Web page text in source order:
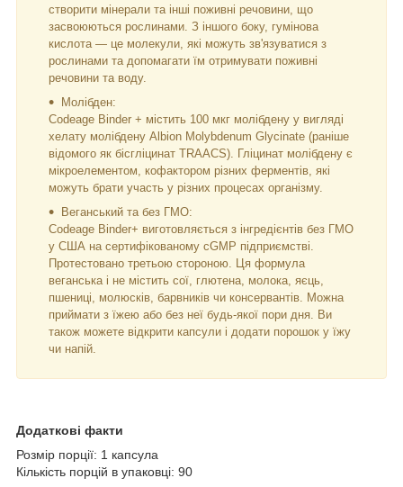
створити мінерали та інші поживні речовини, що
засвоюються рослинами. З іншого боку, гумінова
кислота — це молекули, які можуть зв'язуватися з
рослинами та допомагати їм отримувати поживні
речовини та воду.
Молібден:
Codeage Binder + містить 100 мкг молібдену у вигляді
хелату молібдену Albion Molybdenum Glycinate (раніше
відомого як бісгліцинат TRAACS). Гліцинат молібдену є
мікроелементом, кофактором різних ферментів, які
можуть брати участь у різних процесах організму.
Веганський та без ГМО:
Codeage Binder+ виготовляється з інгредієнтів без ГМО
у США на сертифікованому cGMP підприємстві.
Протестовано третьою стороною. Ця формула
веганська і не містить сої, глютена, молока, яєць,
пшениці, молюсків, барвників чи консервантів. Можна
приймати з їжею або без неї будь-якої пори дня. Ви
також можете відкрити капсули і додати порошок у їжу
чи напій.
Додаткові факти
Розмір порції: 1 капсула
Кількість порцій в упаковці: 90